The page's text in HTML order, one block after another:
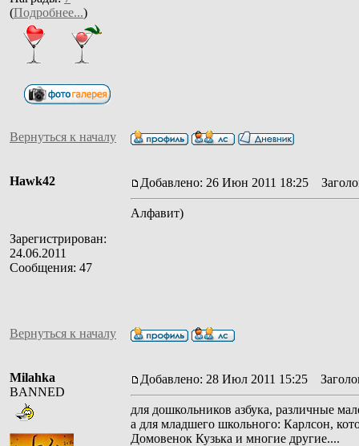
(Подробнее...)
Вернуться к началу
Hawk42
Зарегистрирован:
24.06.2011
Сообщения: 47
Добавлено: 26 Июн 2011 18:25
Алфавит)
Вернуться к началу
Milahka
BANNED
Добавлено: 28 Июл 2011 15:25
для дошкольников азбука, различные
а для младшего школьного: Карлсон,
Домовенок Кузька и многие другие....